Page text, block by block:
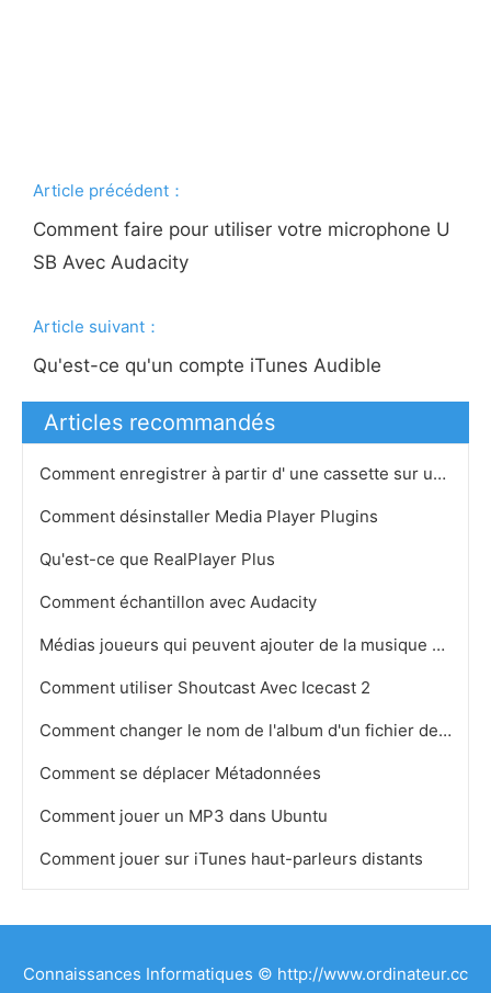
Article précédent：
Comment faire pour utiliser votre microphone U
SB Avec Audacity
Article suivant：
Qu'est-ce qu'un compte iTunes Audible
Articles recommandés
Comment enregistrer à partir d' une cassette sur un CD avec mon PC
Comment désinstaller Media Player Plugins
Qu'est-ce que RealPlayer Plus
Comment échantillon avec Audacity
Médias joueurs qui peuvent ajouter de la musique à My Phone
Comment utiliser Shoutcast Avec Icecast 2
Comment changer le nom de l'album d'un fichier de musique
Comment se déplacer Métadonnées
Comment jouer un MP3 dans Ubuntu
Comment jouer sur iTunes haut-parleurs distants
Connaissances Informatiques © http://www.ordinateur.cc